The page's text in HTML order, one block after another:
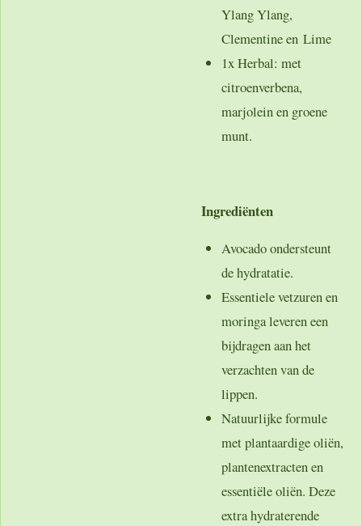
Ylang Ylang,
Clementine en Lime
1x Herbal: met
citroenverbena,
marjolein en groene
munt.
Ingrediënten
Avocado ondersteunt
de hydratatie.
Essentiele vetzuren en
moringa leveren een
bijdragen aan het
verzachten van de
lippen.
Natuurlijke formule
met plantaardige oliën,
plantenextracten en
essentiële oliën. Deze
extra hydraterende